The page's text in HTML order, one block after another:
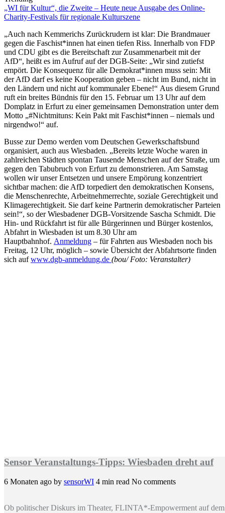
„WI für Kultur“, die Zweite – Heute neue Ausgabe des Online-
Charity-Festivals für regionale Kulturszene
„Auch nach Kemmerichs Zurückrudern ist klar: Die Brandmauer
gegen die Faschist*innen hat einen tiefen Riss. Innerhalb von FDP
und CDU gibt es die Bereitschaft zur Zusammenarbeit mit der
AfD“, heißt es im Aufruf auf der DGB-Seite: „Wir sind zutiefst
empört. Die Konsequenz für alle Demokrat*innen muss sein: Mit
der AfD darf es keine Kooperation geben – nicht im Bund, nicht in
den Ländern und nicht auf kommunaler Ebene!“ Aus diesem Grund
ruft ein breites Bündnis für den 15. Februar um 13 Uhr auf dem
Domplatz in Erfurt zu einer gemeinsamen Demonstration unter dem
Motto „#Nichtmituns: Kein Pakt mit Faschist*innen – niemals und
nirgendwo!“ auf.
Busse zur Demo werden vom Deutschen Gewerkschaftsbund
organisiert, auch aus Wiesbaden. „Bereits letzte Woche waren in
zahlreichen Städten spontan Tausende Menschen auf der Straße, um
gegen den Tabubruch von Erfurt zu demonstrieren. Am Samstag
wollen wir unser Entsetzen und unsere Empörung konzentriert
sichtbar machen: die AfD torpediert den demokratischen Konsens,
die Menschenrechte, Arbeitnehmerrechte, soziale Gerechtigkeit und
Klimagerechtigkeit. Sie darf keine Partnerin demokratischer Parteien
sein!“, so der Wiesbadener DGB-Vorsitzende Sascha Schmidt. Die
Hin- und Rückfahrt ist für alle Bürgerinnen und Bürger kostenlos,
Abfahrt in Wiesbaden ist um 8.30 Uhr am
Hauptbahnhof. Anmeldung – für Fahrten aus Wiesbaden noch bis
Freitag, 12 Uhr, möglich – sowie Übersicht der Abfahrtsorte finden
sich aufwww.dgb-anmeldung.de (bou/ Foto: Veranstalter)
Sensor Veranstaltungs-Tipps: Wiesbaden dreht auf
6 Monaten ago by sensorWI 4 min read No comments
Ob politischer Diskurs im Theater, FLINTA*-Empowerment auf